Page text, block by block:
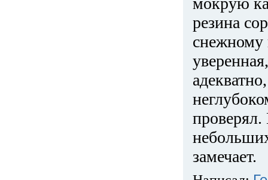
резина
снежному
замечает.